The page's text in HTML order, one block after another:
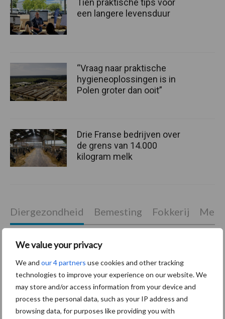
We value your privacy
We and our 4 partners use cookies and other tracking
technologies to improve your experience on our website. We
may store and/or access information from your device and
process the personal data, such as your IP address and
browsing data, for purposes like providing you with
Tien praktische tips voor
een langere levensduur
“Vraag naar praktische
hygieneoplossingen is in
Polen groter dan ooit”
Drie Franse bedrijven over
de grens van 14.000
kilogram melk
Diergezondheid Bemesting Fokkerij
Mastitis Hittestress